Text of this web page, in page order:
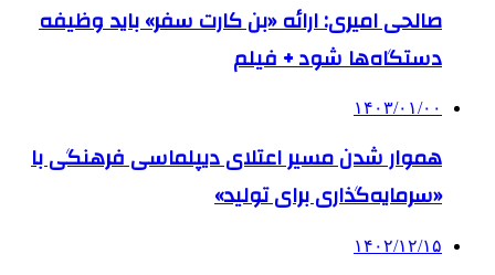
صالحی امیری: ارائه «بن کارت سفر» باید وظیفه
دستگاه‌ها شود + فیلم
۱۴۰۳/۰۱/۰۰
هموار شدن مسیر اعتلای دیپلماسی فرهنگی با
«سرمایه‌گذاری برای تولید»
۱۴۰۲/۱۲/۱۵